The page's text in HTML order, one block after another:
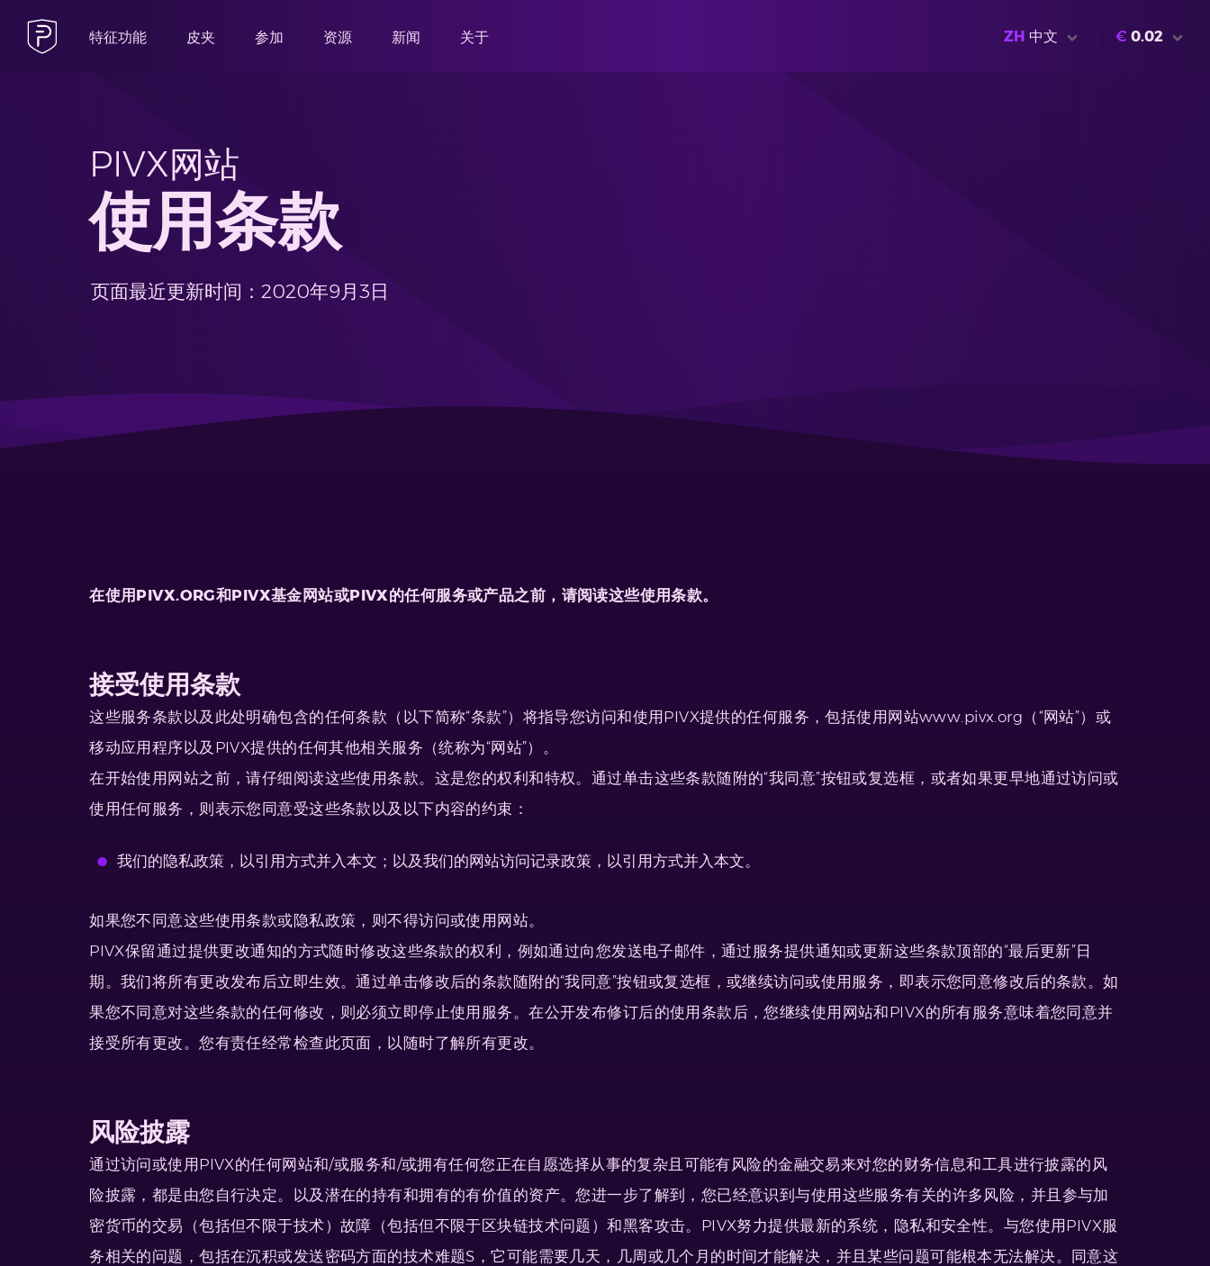
特征功能 皮夹 参加 资源 新闻 关于 ZH 中文 € 0.02
PIVX网站
使用条款
页面最近更新时间：2020年9月3日
在使用PIVX.ORG和PIVX基金网站或PIVX的任何服务或产品之前，请阅读这些使用条款。
接受使用条款
这些服务条款以及此处明确包含的任何条款（以下简称“条款”）将指导您访问和使用PIVX提供的任何服务，包括使用网站www.pivx.org（“网站”）或
移动应用程序以及PIVX提供的任何其他相关服务（统称为“网站”）。
在开始使用网站之前，请仔细阅读这些使用条款。这是您的权利和特权。通过单击这些条款随附的“我同意”按钮或复选框，或者如果更早地通过访问或
使用任何服务，则表示您同意受这些条款以及以下内容的约束：
我们的隐私政策，以引用方式并入本文；以及我们的网站访问记录政策，以引用方式并入本文。
如果您不同意这些使用条款或隐私政策，则不得访问或使用网站。
PIVX保留通过提供更改通知的方式随时修改这些条款的权利，例如通过向您发送电子邮件，通过服务提供通知或更新这些条款顶部的“最后更新”日
期。我们将所有更改发布后立即生效。通过单击修改后的条款随附的“我同意”按钮或复选框，或继续访问或使用服务，即表示您同意修改后的条款。如
果您不同意对这些条款的任何修改，则必须立即停止使用服务。在公开发布修订后的使用条款后，您继续使用网站和PIVX的所有服务意味着您同意并
接受所有更改。您有责任经常检查此页面，以随时了解所有更改。
风险披露
通过访问或使用PIVX的任何网站和/或服务和/或拥有任何您正在自愿选择从事的复杂且可能有风险的金融交易来对您的财务信息和工具进行披露的风
险披露，都是由您自行决定。以及潜在的持有和拥有的有价值的资产。您进一步了解到，您已经意识到与使用这些服务有关的许多风险，并且参与加
密货币的交易（包括但不限于技术）故障（包括但不限于区块链技术问题）和黑客攻击。PIVX努力提供最新的系统，隐私和安全性。与您使用PIVX服
务相关的问题，包括在沉积或发送密码方面的技术难题S，它可能需要几天，几周或几个月的时间才能解决，并且某些问题可能根本无法解决。同意这